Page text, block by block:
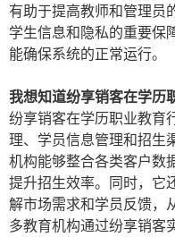
有助于提高教师和管理员
学生信息和隐私的重要保
能确保系统的正常运行。
我想知道纷享销客在学历
纷享销客在学历职业教育
理、学员信息管理和招生
机构能够整合各类客户数
提升招生效率。同时，它
解市场需求和学员反馈，
多教育机构通过纷享销客